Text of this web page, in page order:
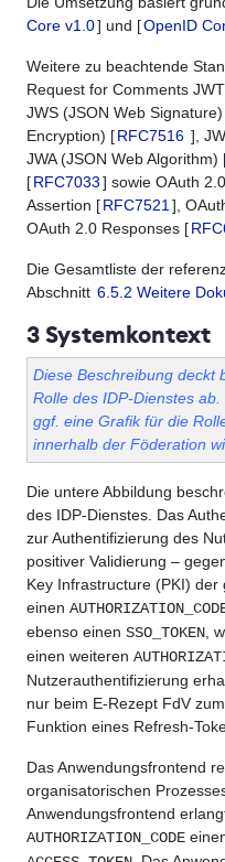
Core v1.0] und [OpenID
Weitere zu beachtende
Request for Comments
JWS (JSON Web
Encryption) [RFC7516 ],
JWA (JSON Web Algorithm)
[RFC7033] sowie OAuth
Assertion [RFC7521 ],
OAuth 2.0 Responses [
Die Gesamtliste der
Abschnitt 6.5.2 Weitere
3 Systemkontext
Diese Beschreibung deckt
Rolle des IDP-Dienstes
ggf. eine Grafik für die
innerhalb der Föderation
Die untere Abbildung
des IDP-Dienstes. Das
zur Authentifizierung des
positiver Validierung –
Key Infrastructure (PKI)
einen
ebenso einen SSO_TOKEN ,
einen weiteren
Nutzerauthentifizierung
nur beim E-Rezept FdV
Funktion eines Refresh-
Das Anwendungsfrontend
organisatorischen
Anwendungsfrontend
AUTHORIZATION_CODE